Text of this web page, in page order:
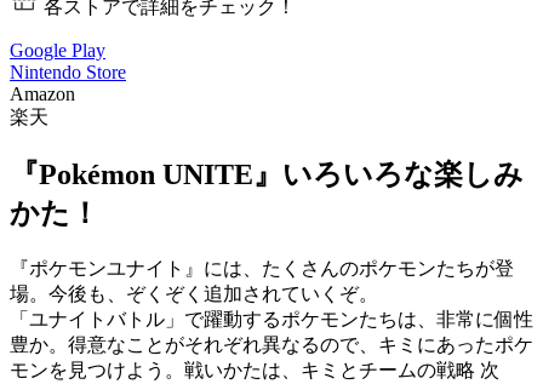
各ストアで詳細をチェック！
Google Play
Nintendo Store
Amazon
楽天
『Pokémon UNITE』いろいろな楽しみ
かた！
『ポケモンユナイト』には、たくさんのポケモンたちが登
場。今後も、ぞくぞく追加されていくぞ。
「ユナイトバトル」で躍動するポケモンたちは、非常に個性
豊か。得意なことがそれぞれ異なるので、キミにあったポケ
モンを見つけよう。戦いかたは、キミとチームの戦略 次